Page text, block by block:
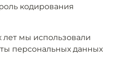
кодирования
мы использовали
персональных данных